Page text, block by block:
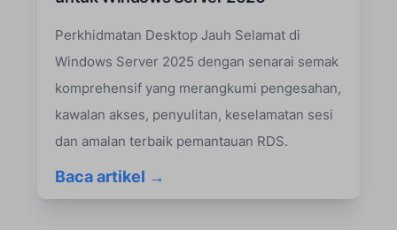
Perkhidmatan Desktop Jauh Selamat di
Windows Server 2025 dengan senarai semak
komprehensif yang merangkumi pengesahan,
kawalan akses, penyulitan, keselamatan sesi
dan amalan terbaik pemantauan RDS.
Baca artikel →